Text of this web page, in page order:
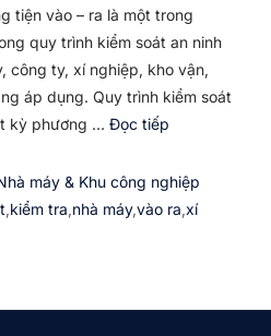
tiện vào – ra là một trong
quy trình kiểm soát an ninh
công ty, xí nghiệp, kho vận,
áp dụng. Quy trình kiểm soát
kỳ phương … Đọc tiếp
máy & Khu công nghiệp
,kiểm tra,nhà máy,vào ra,xí